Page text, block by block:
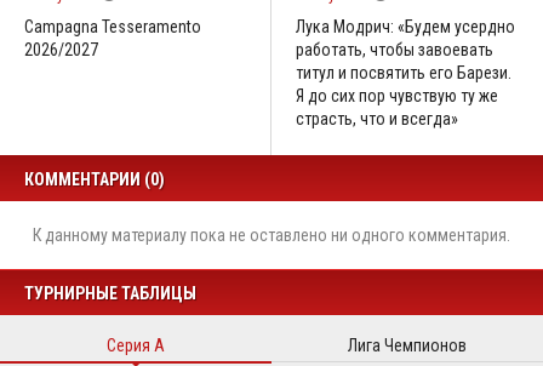
Campagna Tesseramento
2026/2027
Лука Модрич: «Будем усердно
работать, чтобы завоевать
титул и посвятить его Барези.
Я до сих пор чувствую ту же
страсть, что и всегда»
КОММЕНТАРИИ (0)
К данному материалу пока не оставлено ни одного комментария.
ТУРНИРНЫЕ ТАБЛИЦЫ
Серия А Лига Чемпионов